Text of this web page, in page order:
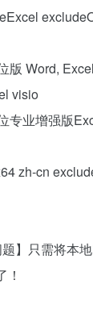
版 Word,
visio
专业增强版
zh-cn
题】只需将本